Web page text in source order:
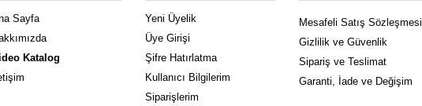
Sayfa
Katalog
Yeni Üyelik
Üye Girişi
Şifre Hatırlatma
Kullanıcı Bilgilerim
Siparişlerim
Mesafeli Satış Sözleşmesi
Gizlilik ve Güvenlik
Sipariş ve Teslimat
Garanti, İade ve Değişim